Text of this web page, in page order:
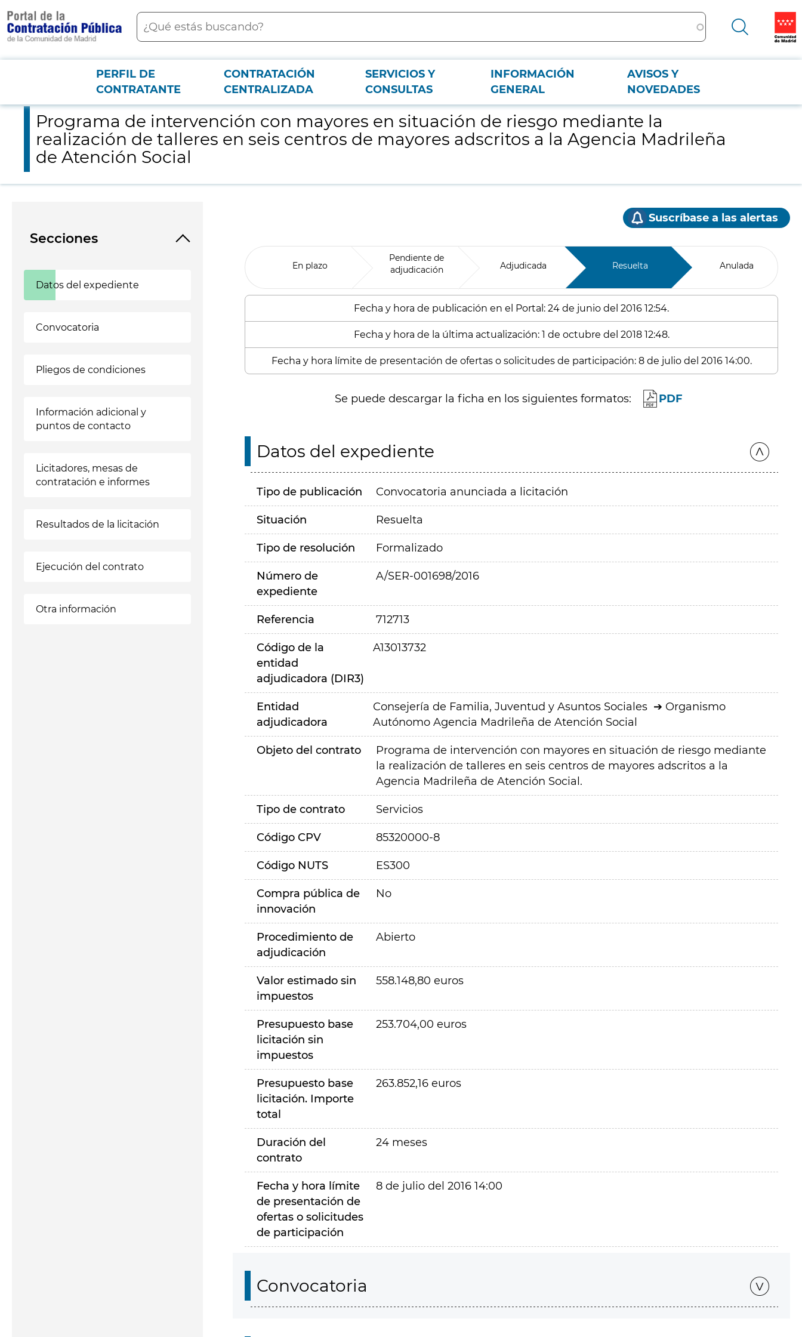
contenido
principal
Buscar
Menú PCON
PERFIL DE
CONTRATANTE
CONTRATACIÓN
CENTRALIZADA
SERVICIOS Y
CONSULTAS
INFORMACIÓN
GENERAL
AVISOS Y
NOVEDADES
Programa de intervención con mayores en situación de riesgo mediante la realización de talleres en seis centros de mayores adscritos a la Agencia Madrileña de Atención Social
Programa de intervención con mayores en situación de riesgo mediante la
realización de talleres en seis centros de mayores adscritos a la Agencia Madrileña
de Atención Social
Secciones
Datos del expediente
Convocatoria
Pliegos de condiciones
Información adicional y
puntos de contacto
Licitadores, mesas de
contratación e informes
Resultados de la licitación
Ejecución del contrato
Otra información
Suscríbase a las alertas
En plazo
Pendiente de
adjudicación
Adjudicada Resuelta Anulada
Fecha y hora de publicación en el Portal: 24 de junio del 2016 12:54.
Fecha y hora de la última actualización: 1 de octubre del 2018 12:48.
Fecha y hora límite de presentación de ofertas o solicitudes de participación: 8 de julio del 2016 14:00.
Se puede descargar la ficha en los siguientes formatos: PDF
Datos del expediente
Tipo de publicación Convocatoria anunciada a licitación
Situación Resuelta
Tipo de resolución Formalizado
Número de
expediente
A/SER-001698/2016
Referencia 712713
Código de la
entidad
adjudicadora (DIR3)
A13013732
Entidad
adjudicadora
Consejería de Familia, Juventud y Asuntos Sociales
Organismo
Autónomo Agencia Madrileña de Atención Social
Objeto del contrato
Programa de intervención con mayores en situación de riesgo mediante
la realización de talleres en seis centros de mayores adscritos a la
Agencia Madrileña de Atención Social.
Tipo de contrato Servicios
Código CPV 85320000-8
Código NUTS ES300
Compra pública de
innovación
No
Procedimiento de
adjudicación
Abierto
Valor estimado sin
impuestos
558.148,80 euros
Presupuesto base
licitación sin
impuestos
253.704,00 euros
Presupuesto base
licitación. Importe
total
263.852,16 euros
Duración del
contrato
24 meses
Fecha y hora límite
de presentación de
ofertas o solicitudes
de participación
8 de julio del 2016 14:00
Convocatoria